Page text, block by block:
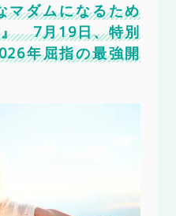
ダムになるため
』 7月19日、特別
年屈指の最強開